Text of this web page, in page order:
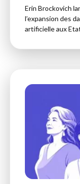
Erin Brockovich
l’expansion des
artificielle aux